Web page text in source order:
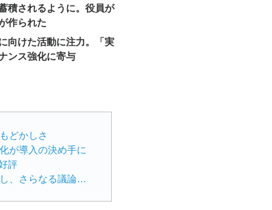
積されるように。役員が
作られた
向けた活動に注力。「実
ンス強化に寄与
どかしさ
が導入の決め手に
評
付議事項の蓄積と実効性評価アンケートの本格運用へ。「理事会の役割」を再定義し、さらなる議論の活性化を